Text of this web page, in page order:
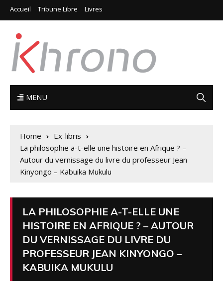
Accueil Tribune Libre Livres
MENU
Home
Ex-libris
La philosophie a-t-elle une histoire en Afrique ? –
Autour du vernissage du livre du professeur Jean
Kinyongo – Kabuika Mukulu
LA PHILOSOPHIE A-T-ELLE UNE
HISTOIRE EN AFRIQUE ? – AUTOUR
DU VERNISSAGE DU LIVRE DU
PROFESSEUR JEAN KINYONGO –
KABUIKA MUKULU